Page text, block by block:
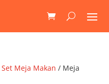
Set Meja Makan / Meja